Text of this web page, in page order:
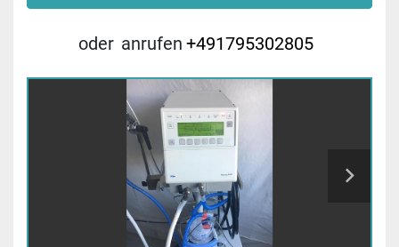
oder anrufen +491795302805